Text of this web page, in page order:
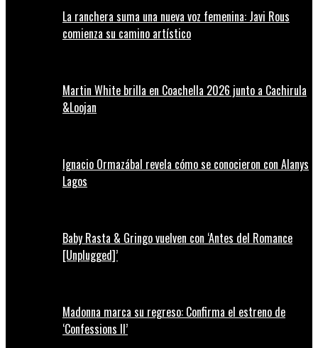
La ranchera suma una nueva voz femenina: Javi Rous
comienza su camino artístico
Martin White brilla en Coachella 2026 junto a Cachirula
&Loojan
Ignacio Ormazábal revela cómo se conocieron con Alanys
Lagos
Baby Rasta & Gringo vuelven con ‘Antes del Romance
[Unplugged]’
Madonna marca su regreso: Confirma el estreno de
‘Confessions II’